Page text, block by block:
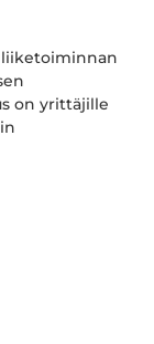
liiketoiminnan
on yrittäjille